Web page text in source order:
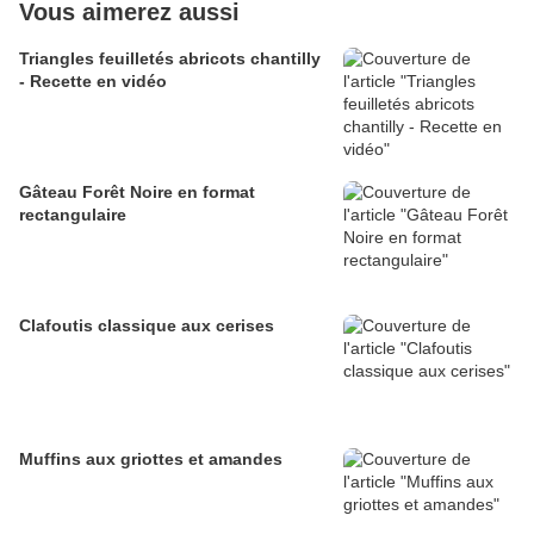
Vous aimerez aussi
Triangles feuilletés abricots chantilly
- Recette en vidéo
Gâteau Forêt Noire en format
rectangulaire
Clafoutis classique aux cerises
Muffins aux griottes et amandes